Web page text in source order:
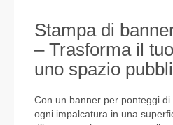
Stampa di
– Trasforma il
uno spazio
Con un banner per ponteggi
ogni impalcatura in una